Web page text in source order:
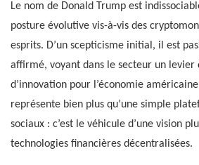
Le nom de Donald Trump est
posture évolutive vis-à-vis des
esprits. D’un scepticisme initial, il est
affirmé, voyant dans le secteur un levier
d’innovation pour l’économie
représente bien plus qu’une simple
sociaux : c’est le véhicule d’une vision
technologies financières décentralisées.